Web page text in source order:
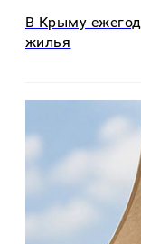
В Крыму
жилья